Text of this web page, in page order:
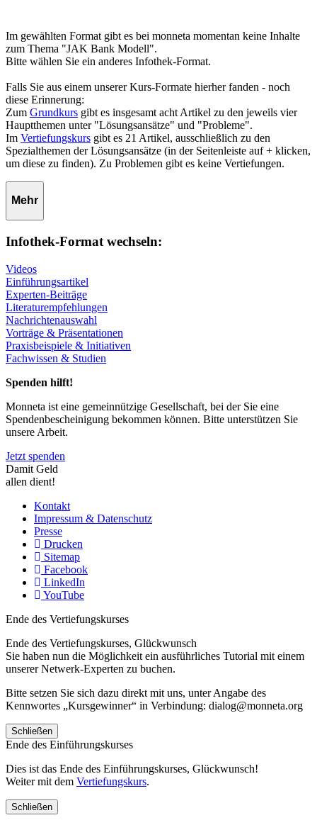
Im gewählten Format gibt es bei monneta momentan keine Inhalte
zum Thema "JAK Bank Modell".
Bitte wählen Sie ein anderes Infothek-Format.
Falls Sie aus einem unserer Kurs-Formate hierher fanden - noch
diese Erinnerung:
Zum Grundkurs gibt es insgesamt acht Artikel zu den jeweils vier
Hauptthemen unter "Lösungsansätze" und "Probleme".
Im Vertiefungskurs gibt es 21 Artikel, ausschließlich zu den
Spezialthemen der Lösungsansätze (in der Seitenleiste auf + klicken,
um diese zu finden). Zu Problemen gibt es keine Vertiefungen.
Mehr
Infothek-Format wechseln:
Videos
Einführungsartikel
Experten-Beiträge
Literaturempfehlungen
Nachrichtenauswahl
Vorträge & Präsentationen
Praxisbeispiele & Initiativen
Fachwissen & Studien
Spenden hilft!
Monneta ist eine gemeinnützige Gesellschaft, bei der Sie eine
Spendenbescheinigung bekommen können. Bitte unterstützen Sie
unsere Arbeit.
Jetzt spenden
Damit Geld
allen dient!
Kontakt
Impressum & Datenschutz
Presse
Drucken
Sitemap
Facebook
LinkedIn
YouTube
Ende des Vertiefungskurses
Ende des Vertiefungskurses, Glückwunsch
Sie haben nun die Möglichkeit ein ausführliches Tutorial mit einem
unserer Netwerk-Experten zu buchen.
Bitte setzen Sie sich dazu direkt mit uns, unter Angabe des
Kennwortes „Kursgewinner“ in Verbindung: dialog@monneta.org
Schließen
Ende des Einführungskurses
Dies ist das Ende des Einführungskurses, Glückwunsch!
Weiter mit dem Vertiefungskurs.
Schließen